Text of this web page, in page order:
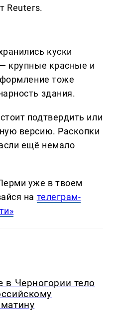
Reuters.
куски
крупные красные и
тоже
здания.
подтвердить или
версию. Раскопки
ещё немало
уже в твоем
на телеграм-
Черногории тело